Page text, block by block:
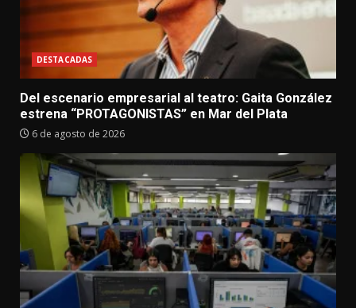
DESTACADAS
Del escenario empresarial al teatro: Gaita González
estrena “PROTAGONISTAS” en Mar del Plata
6 de agosto de 2026